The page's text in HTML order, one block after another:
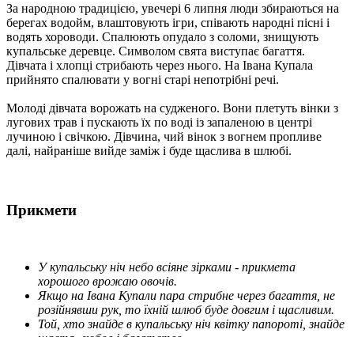
За народною традицією, увечері 6 липня люди збираються на
берегах водойм, влаштовують ігри, співають народні пісні і
водять хороводи. Спалюють опудало з соломи, знищують
купальське деревце. Символом свята виступає багаття.
Дівчата і хлопці стрибають через нього. На Івана Купала
прийнято спалювати у вогні старі непотрібні речі.
Молоді дівчата ворожать на судженого. Вони плетуть вінки з
лугових трав і пускають їх по воді із запаленою в центрі
лучиною і свічкою. Дівчина, чий вінок з вогнем пропливе
далі, найраніше вийде заміж і буде щаслива в шлюбі.
Прикмети
У купальську ніч небо всіяне зірками - прикмета
хорошого врожаю овочів.
Якщо на Івана Купали пара стрибне через багаття, не
розійнявши рук, то їхній шлюб буде довгим і щасливим.
Той, хто знайде в купальську ніч квітку папороті, знайде